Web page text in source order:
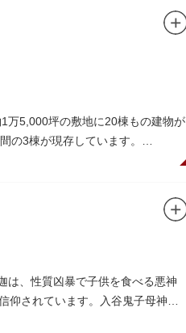
れた遊歩道で散歩やジョギング
雅に観察してみてはいかがでし
万5,000坪の敷地に20棟もの建物が
の3棟が現存しています。
所に見事なジャコビアン様式の装
います。通常は非公開ですが、毎
は、性質凶暴で子供を食べる悪神
されています。入谷鬼子母神で